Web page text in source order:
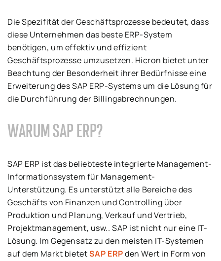
Die Spezifität der Geschäftsprozesse bedeutet, dass
diese Unternehmen das beste ERP-System
benötigen, um effektiv und effizient
Geschäftsprozesse umzusetzen. Hicron bietet unter
Beachtung der Besonderheit ihrer Bedürfnisse eine
Erweiterung des SAP ERP-Systems um die Lösung für
die Durchführung der Billingabrechnungen.
WARUM SAP ERP?
SAP ERP ist das beliebteste integrierte Management-
Informationssystem für Management-
Unterstützung. Es unterstützt alle Bereiche des
Geschäfts von Finanzen und Controlling über
Produktion und Planung, Verkauf und Vertrieb,
Projektmanagement, usw.. SAP ist nicht nur eine IT-
Lösung. Im Gegensatz zu den meisten IT-Systemen
auf dem Markt bietetSAP ERPden Wert in Form von